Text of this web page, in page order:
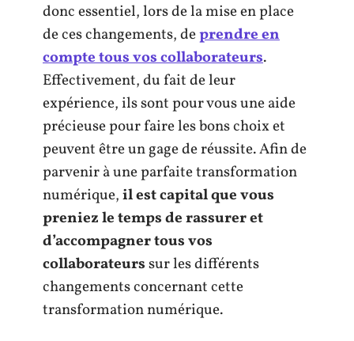
donc essentiel, lors de la mise en place
de ces changements, deprendre en
compte tous vos collaborateurs.
Effectivement, du fait de leur
expérience, ils sont pour vous une aide
précieuse pour faire les bons choix et
peuvent être un gage de réussite. Afin de
parvenir à une parfaite transformation
numérique,il est capital que vous
preniez le temps de rassurer et
d’accompagner tous vos
collaborateurssur les différents
changements concernant cette
transformation numérique.